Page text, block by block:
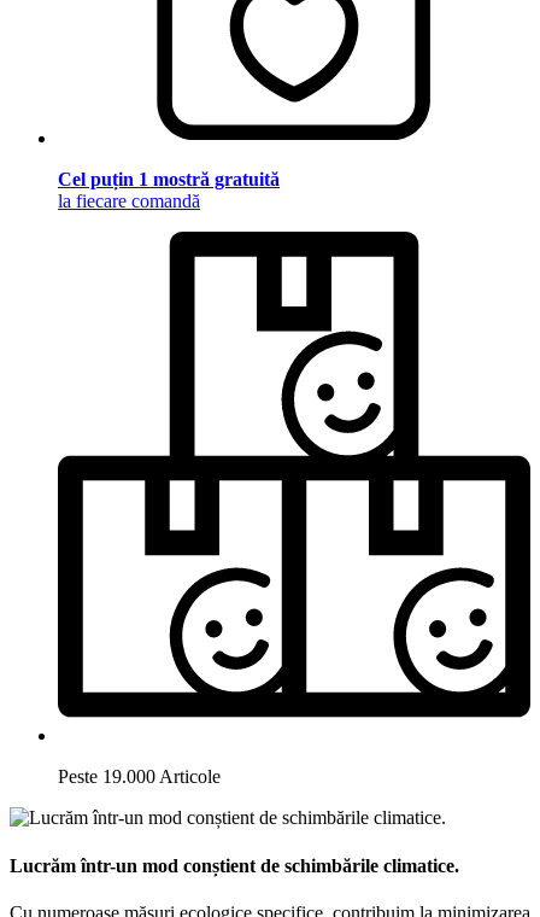
Cel puțin 1 mostră gratuită
la fiecare comandă
Peste 19.000 Articole
Lucrăm într-un mod conștient de schimbările climatice.
Cu numeroase măsuri ecologice specifice, contribuim la minimizarea